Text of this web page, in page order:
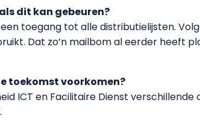
dit kan gebeuren?
toegang tot alle distributielijsten.
Dat zo’n mailbom al eerder heeft
toekomst voorkomen?
ICT en Facilitaire Dienst